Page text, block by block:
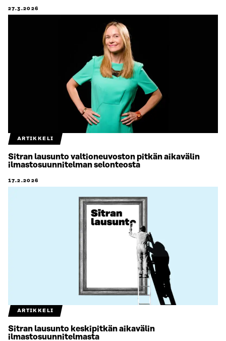
27.3.2026
ARTIKKELI
Sitran lausunto valtioneuvoston pitkän aikavälin
ilmastosuunnitelman selonteosta
17.2.2026
ARTIKKELI
Sitran lausunto keskipitkän aikavälin
ilmastosuunnitelmasta